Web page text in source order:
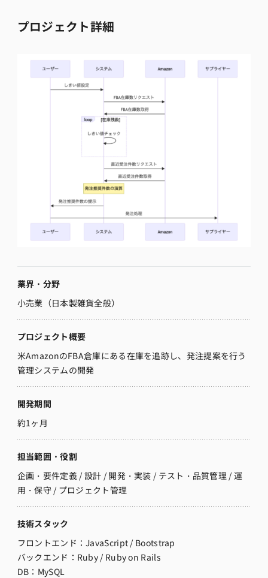
プロジェクト詳細
業界・分野
小売業（日本製雑貨全般）
プロジェクト概要
米AmazonのFBA倉庫にある在庫を追跡し、発注提案を行う
管理システムの開発
開発期間
約1ヶ月
担当範囲・役割
企画・要件定義 / 設計 / 開発・実装 / テスト・品質管理 / 運
用・保守 / プロジェクト管理
技術スタック
フロントエンド：JavaScript / Bootstrap
バックエンド：Ruby / Ruby on Rails
DB：MySQL